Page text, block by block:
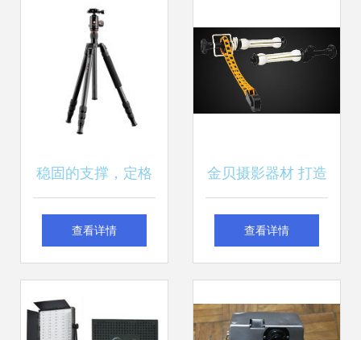
稳固的支撑，定格
光影之巅 中山劲捷
查看详情
金贝摄影器材 打造
专业级影像的工具
查看详情